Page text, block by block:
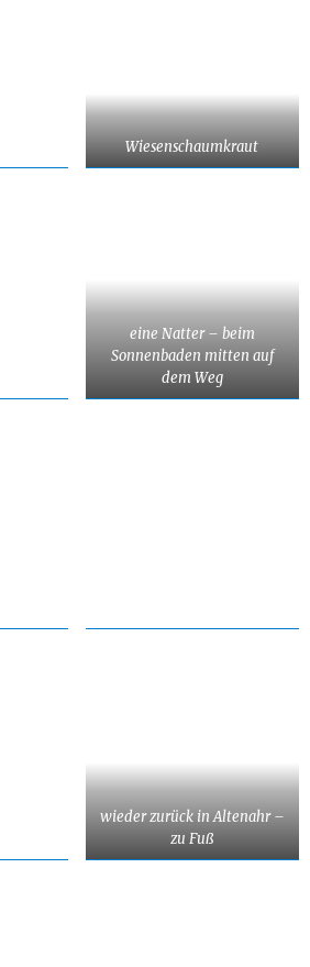
Wiesenschaumkraut
eine Natter – beim
Sonnenbaden mitten auf
dem Weg
wieder zurück in Altenahr –
zu Fuß